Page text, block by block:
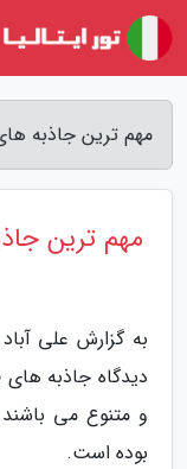
مهم ترین جاذبه
مهم ترین
به گزارش علی
دیدگاه جاذبه
و متنوع می
بوده است.